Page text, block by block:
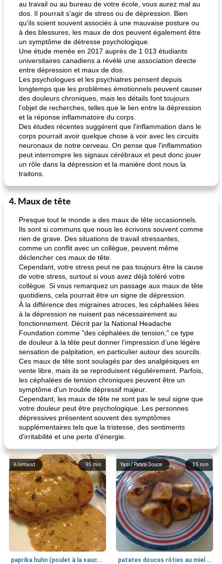
au travail ou au bureau de votre école, vous aurez mal au
dos. Il pourrait s'agir de stress ou de dépression. Bien
qu'ils soient souvent associés à une mauvaise posture ou
à des blessures, les maux de dos peuvent également être
un symptôme de détresse psychologique.
Une étude menée en 2017 auprès de 1 013 étudiants
universitaires canadiens a révélé une association directe
entre dépression et maux de dos.
Les psychologues et les psychiatres pensent depuis
longtemps que les problèmes émotionnels peuvent causer
des douleurs chroniques, mais les détails font toujours
l'objet de recherches, telles que le lien entre la dépression
et la réponse inflammatoire du corps.
Des études récentes suggèrent que l'inflammation dans le
corps pourrait avoir quelque chose à voir avec les circuits
neuronaux de notre cerveau. On pense que l'inflammation
peut interrompre les signaux cérébraux et peut donc jouer
un rôle dans la dépression et la manière dont nous la
traitons.
4. Maux de tête
Presque tout le monde a des maux de tête occasionnels.
Ils sont si communs que nous les écrivons souvent comme
rien de grave. Des situations de travail stressantes,
comme un conflit avec un collègue, peuvent même
déclencher ces maux de tête.
Cependant, votre stress peut ne pas toujours être la cause
de votre stress, surtout si vous avez déjà toléré votre
collègue. Si vous remarquez un passage aux maux de tête
quotidiens, cela pourrait être un signe de dépression.
À la différence des migraines atroces, les céphalées liées
à la dépression ne nuisent pas nécessairement au
fonctionnement. Décrit par la National Headache
Foundation comme "des céphalées de tension," ce type
de douleur à la tête peut donner l’impression d’une légère
sensation de palpitation, en particulier autour des sourcils.
Ces maux de tête sont soulagés par des analgésiques en
vente libre, mais ils se reproduisent régulièrement. Parfois,
les céphalées de tension chroniques peuvent être un
symptôme d'un trouble dépressif majeur.
Cependant, les maux de tête ne sont pas le seul signe que
votre douleur peut être psychologique. Les personnes
dépressives présentent souvent des symptômes
supplémentaires tels que la tristesse, des sentiments
d'irritabilité et une perte d'énergie.
95 min
Allemand
paprika huhn (poulet à la sauce paprika).
35 min
Yam / Patate Douce
patates douces rôties au miel / kumara